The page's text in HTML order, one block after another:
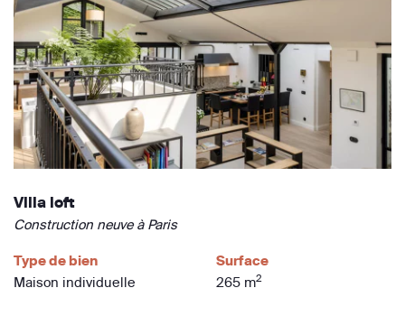
Villa loft
Construction neuve à Paris
Type de bien
Maison individuelle
Surface
265 m2